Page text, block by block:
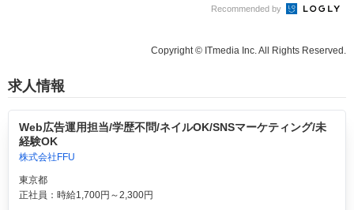
Recommended by
Copyright © ITmedia Inc. All Rights Reserved.
求人情報
Web広告運用担当/学歴不問/ネイルOK/SNSマーケティング/未
経験OK
株式会社FFU
東京都
正社員：時給1,700円～2,300円